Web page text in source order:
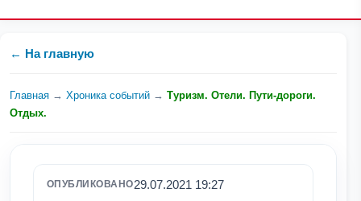
← На главную
Главная → Хроника событий → Туризм. Отели. Пути-дороги.
Отдых.
ОПУБЛИКОВАНО29.07.2021 19:27